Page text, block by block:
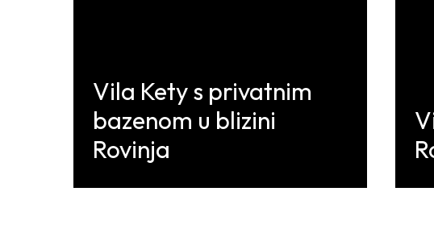
Vila Kety s privatnim
bazenom u blizini
Rovinja
Discover More